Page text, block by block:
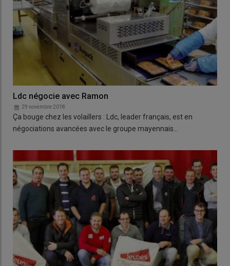
Ldc négocie avec Ramon
29 novembre 2018
Ça bouge chez les volaillers : Ldc, leader français, est en
négociations avancées avec le groupe mayennais…